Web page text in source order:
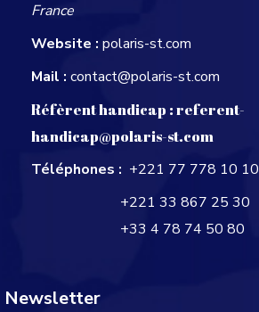
France
Website : polaris-st.com
Mail : contact@polaris-st.com
Réfèrent handicap :referent-
handicap@polaris-st.com
Téléphones : +221 77 778 10 10
+221 33 867 25 30
+33 4 78 74 50 80
Newsletter